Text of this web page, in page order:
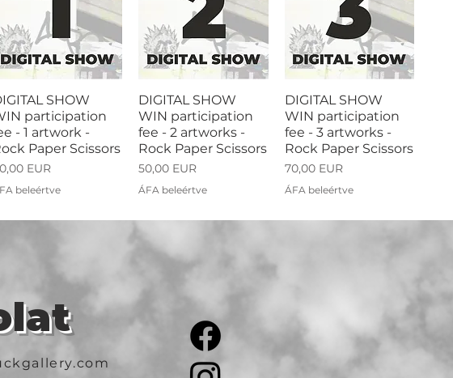
SHOW
participation
- 1 artwork -
Paper Scissors
EUR
beleértve
DIGITAL SHOW
WIN participation
fee - 2 artworks -
Rock Paper Scissors
Ár
50,00 EUR
ÁFA beleértve
DIGITAL SHOW
WIN participation
fee - 3 artworks -
Rock Paper Scissors
Ár
70,00 EUR
ÁFA beleértve